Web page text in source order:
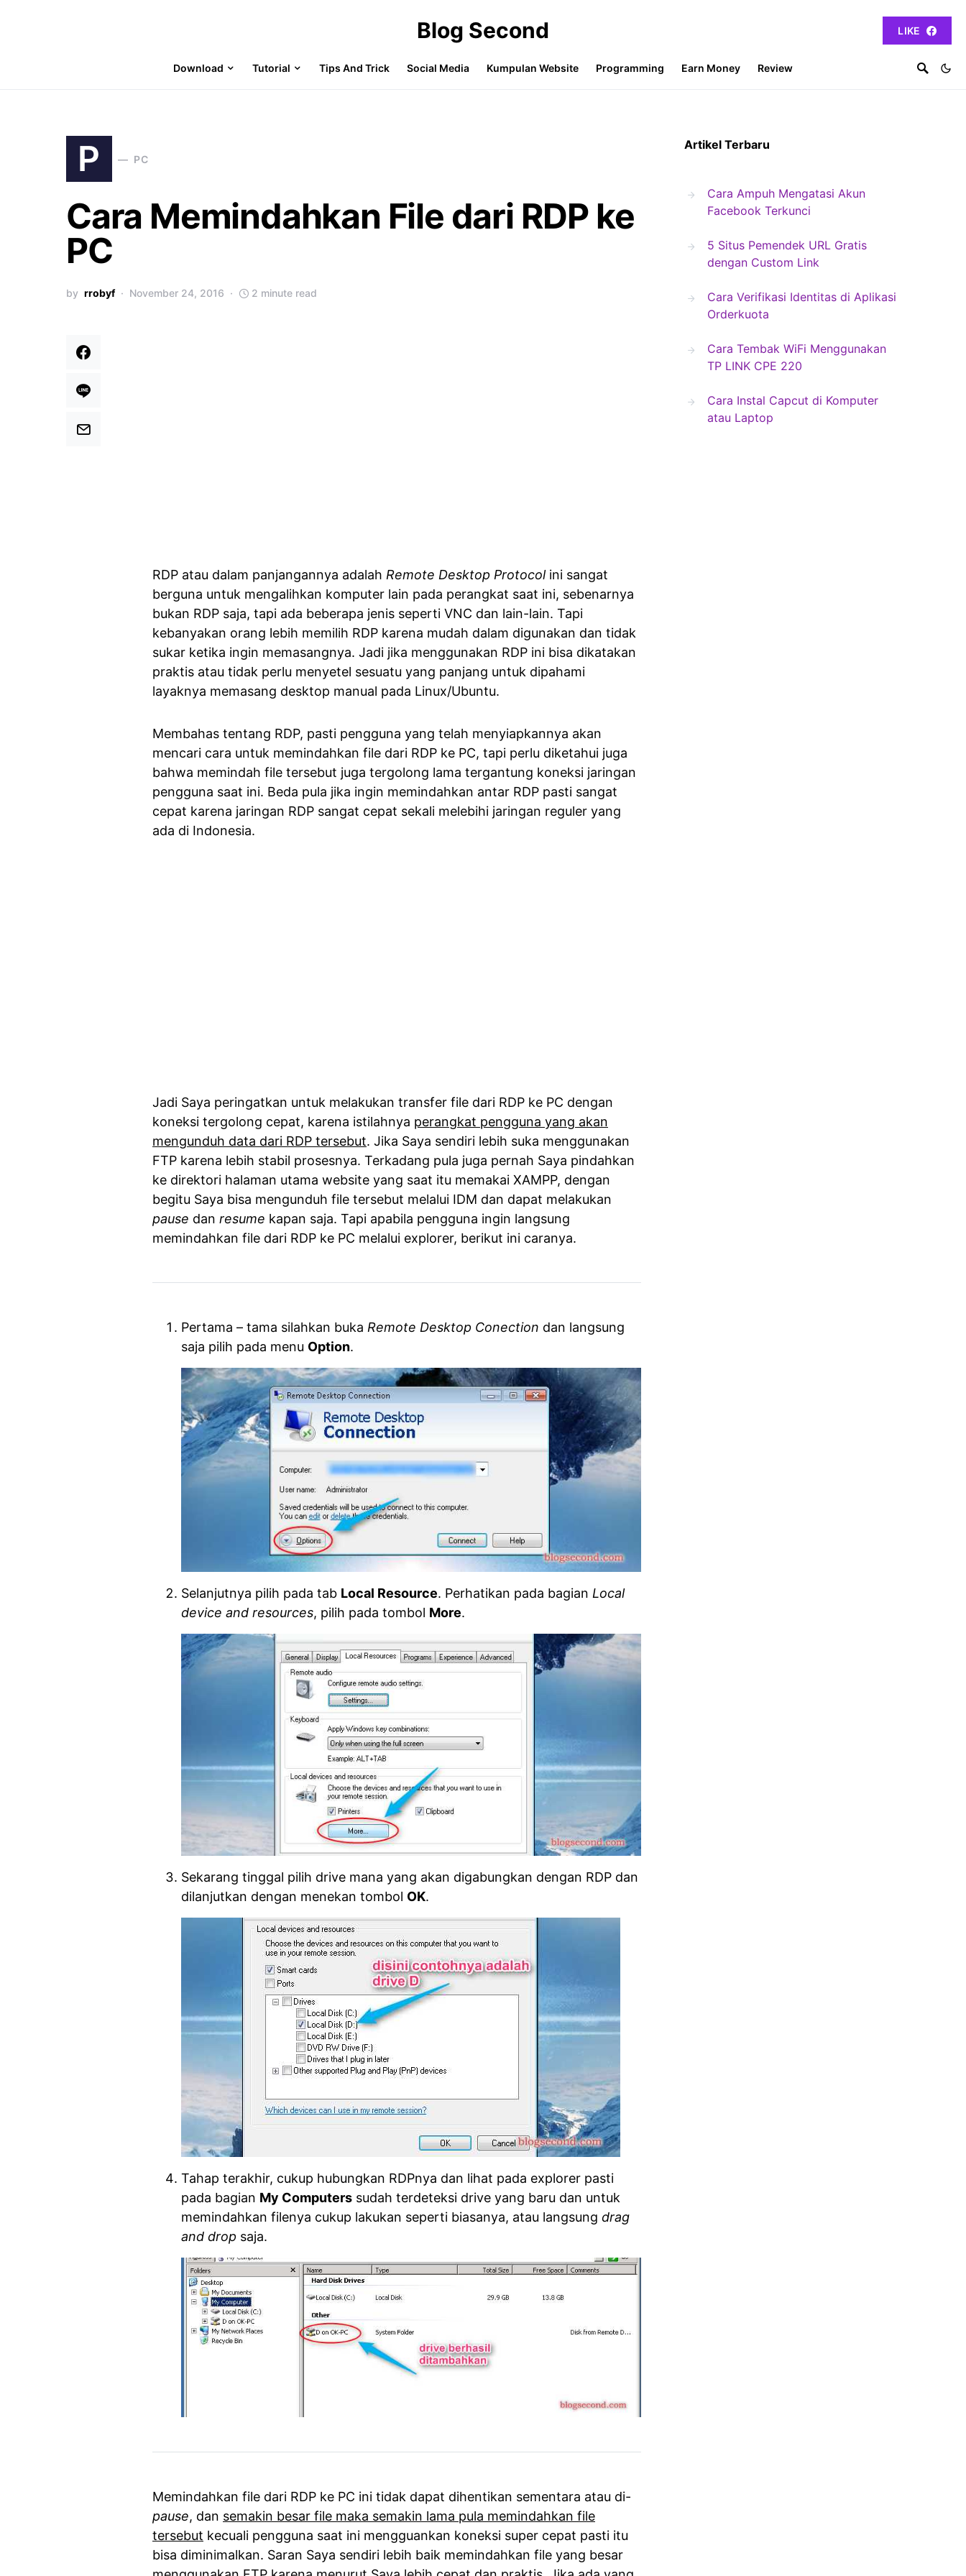
Blog Second LIKE
Download Tutorial Tips And Trick Social Media Kumpulan Website Programming Earn Money Review
P PC
Cara Memindahkan File dari RDP ke
PC
by rrobyf November 24, 2016 2 minute read
RDP atau dalam panjangannya adalah Remote Desktop Protocolini sangat
berguna untuk mengalihkan komputer lain pada perangkat saat ini, sebenarnya
bukan RDP saja, tapi ada beberapa jenis seperti VNC dan lain-lain. Tapi
kebanyakan orang lebih memilih RDP karena mudah dalam digunakan dan tidak
sukar ketika ingin memasangnya. Jadi jika menggunakan RDP ini bisa dikatakan
praktis atau tidak perlu menyetel sesuatu yang panjang untuk dipahami
layaknya memasang desktop manual pada Linux/Ubuntu.
Membahas tentang RDP, pasti pengguna yang telah menyiapkannya akan
mencari cara untuk memindahkan file dari RDP ke PC, tapi perlu diketahui juga
bahwa memindah file tersebut juga tergolong lama tergantung koneksi jaringan
pengguna saat ini. Beda pula jika ingin memindahkan antar RDP pasti sangat
cepat karena jaringan RDP sangat cepat sekali melebihi jaringan reguler yang
ada di Indonesia.
Jadi Saya peringatkan untuk melakukan transfer file dari RDP ke PC dengan
koneksi tergolong cepat, karena istilahnya perangkat pengguna yang akan
mengunduh data dari RDP tersebut. Jika Saya sendiri lebih suka menggunakan
FTP karena lebih stabil prosesnya. Terkadang pula juga pernah Saya pindahkan
ke direktori halaman utama website yang saat itu memakai XAMPP, dengan
begitu Saya bisa mengunduh file tersebut melalui IDM dan dapat melakukan
pause dan resume kapan saja. Tapi apabila pengguna ingin langsung
memindahkan file dari RDP ke PC melalui explorer, berikut ini caranya.
Pertama – tama silahkan buka Remote Desktop Conection dan langsung
saja pilih pada menu Option.
Selanjutnya pilih pada tab Local Resource. Perhatikan pada bagian Local
device and resources, pilih pada tombol More.
Sekarang tinggal pilih drive mana yang akan digabungkan dengan RDP dan
dilanjutkan dengan menekan tombol OK.
Tahap terakhir, cukup hubungkan RDPnya dan lihat pada explorer pasti
pada bagian My Computers sudah terdeteksi drive yang baru dan untuk
memindahkan filenya cukup lakukan seperti biasanya, atau langsung drag
and drop saja.
Memindahkan file dari RDP ke PC ini tidak dapat dihentikan sementara atau di-
pause, dan semakin besar file maka semakin lama pula memindahkan file
tersebut kecuali pengguna saat ini mengguankan koneksi super cepat pasti itu
bisa diminimalkan. Saran Saya sendiri lebih baik memindahkan file yang besar
Artikel Terbaru
Cara Ampuh Mengatasi Akun
Facebook Terkunci
5 Situs Pemendek URL Gratis
dengan Custom Link
Cara Verifikasi Identitas di Aplikasi
Orderkuota
Cara Tembak WiFi Menggunakan
TP LINK CPE 220
Cara Instal Capcut di Komputer
atau Laptop